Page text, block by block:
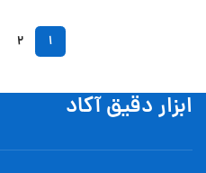
1
2
ابزار دقیق آکاد